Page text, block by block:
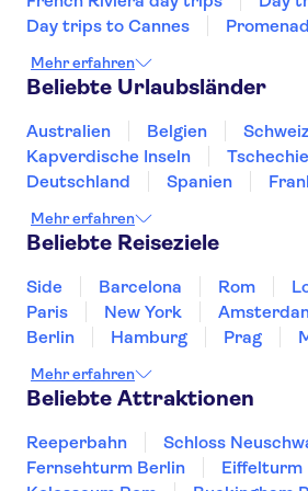
Hotel I'Hotera
CRISTAL HOTEL & SPA
Pierre & Vacances Residence
Nice Palmiers
Ligure
Ibis Cannes Plage La Bocca
YELO Hotel - Ouverture Juillet
2021
La Regence
Eden Hotel & Spa
Cote Mer-Sea Side
Day trips to Cannes
Disneyland® Paris
Musée d'Orsay
Kathedrale
Sainte Chapelle und Conciergerie
Monnaie de Paris
Mehr erfahren
Beliebte Urlaubsländer
Australien Belgien
Schweiz
Kapverdische Inseln
Deutschland
Spanien
Italien
Japan Luxemburg
Polen
Portugal Schweden
Mehr erfahren
Beliebte Reiseziele
Side Barcelona Rom
Paris
New York
Berlin
Hamburg Prag
Stuttgart
Heidelberg
Mehr erfahren
Beliebte Attraktionen
Reeperbahn
Schloss
Fernsehturm Berlin
Eiffelturm